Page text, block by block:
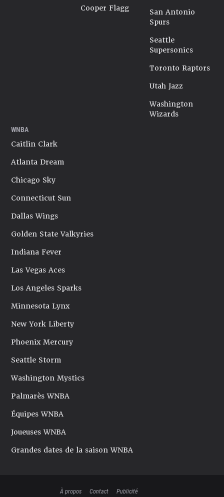
Cooper Flagg
San Antonio
Spurs
Seattle
Supersonics
Toronto Raptors
Utah Jazz
Washington
Wizards
WNBA
Caitlin Clark
Atlanta Dream
Chicago Sky
Connecticut Sun
Dallas Wings
Golden State Valkyries
Indiana Fever
Las Vegas Aces
Los Angeles Sparks
Minnesota Lynx
New York Liberty
Phoenix Mercury
Seattle Storm
Washington Mystics
Palmarès WNBA
Équipes WNBA
Joueuses WNBA
Grandes dates de la saison WNBA
À propos Contact Publicité